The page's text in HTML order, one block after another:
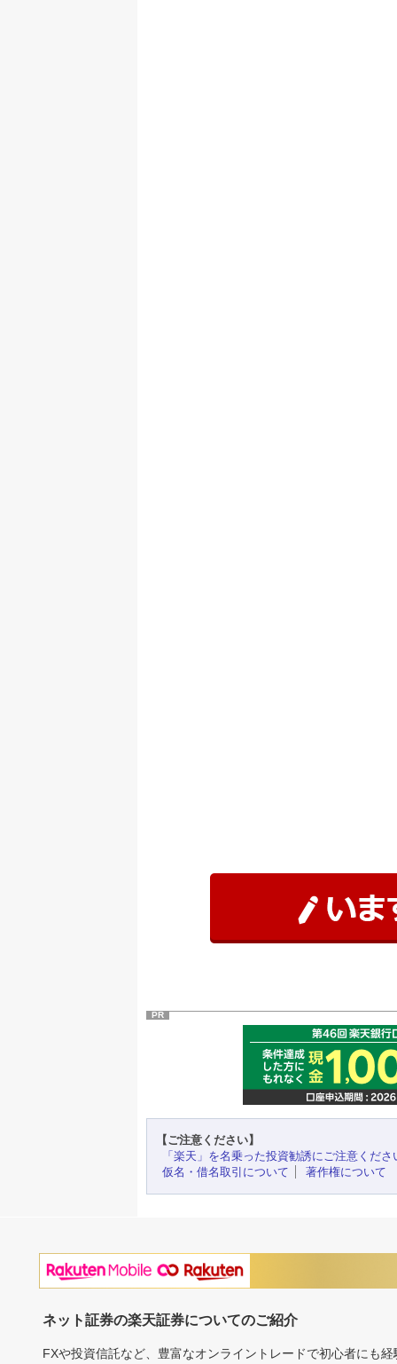
PR
【ご注意ください】
「楽天」を名乗った投資勧誘にご注意くださ
仮名・借名取引について
著作権について
ネット証券の楽天証券についてのご紹介
FXや投資信託など、豊富なオンライントレードで初心者にも